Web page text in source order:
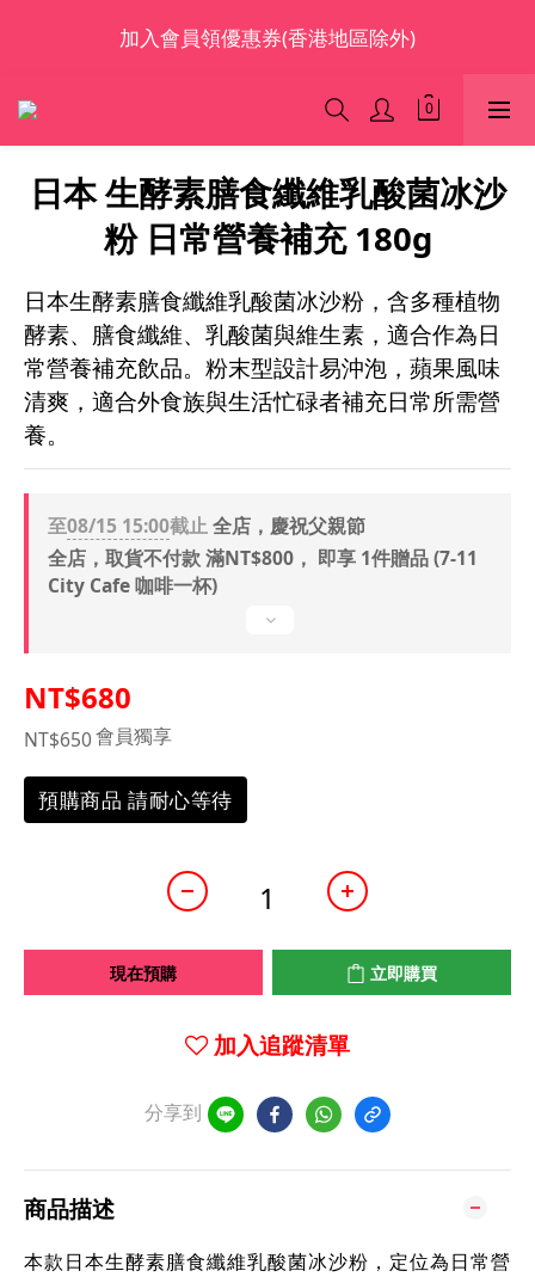
歡迎光臨 S.A.W
品範圍」，商品僅限顧客個人使用
日本 生酵素膳食纖維乳酸菌冰沙
粉 日常營養補充 180g
日本生酵素膳食纖維乳酸菌冰沙粉，含多種植物
酵素、膳食纖維、乳酸菌與維生素，適合作為日
常營養補充飲品。粉末型設計易沖泡，蘋果風味
清爽，適合外食族與生活忙碌者補充日常所需營
養。
至08/15 15:00截止全店，慶祝父親節
全店，取貨不付款 滿NT$800， 即享 1件贈品 (7-11
City Cafe 咖啡一杯)
NT$680
NT$650會員獨享
預購商品 請耐心等待
現在預購 立即購買
加入追蹤清單
分享到
商品描述
本款日本生酵素膳食纖維乳酸菌冰沙粉，定位為日常營